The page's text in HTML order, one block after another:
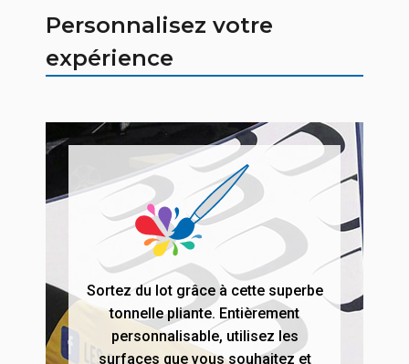
Personnalisez votre
expérience
Sortez du lot grâce à cette superbe
tonnelle pliante. Entièrement
personnalisable, utilisez les
surfaces que vous souhaitez et